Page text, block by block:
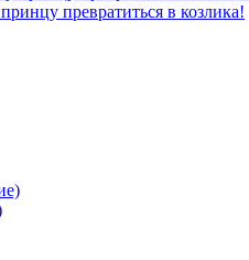
превратиться в козлика!